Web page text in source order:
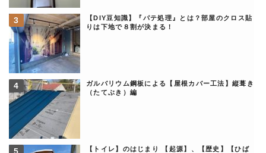
【DIY豆知識】『パテ処理』とは？部屋のクロス貼
りは下地で８割が決まる！
ガルバリウム鋼板による【屋根カバー工法】縦葺き
（たてぶき）編
【トイレ】のはじまり 【起源】、【歴史】【ひば